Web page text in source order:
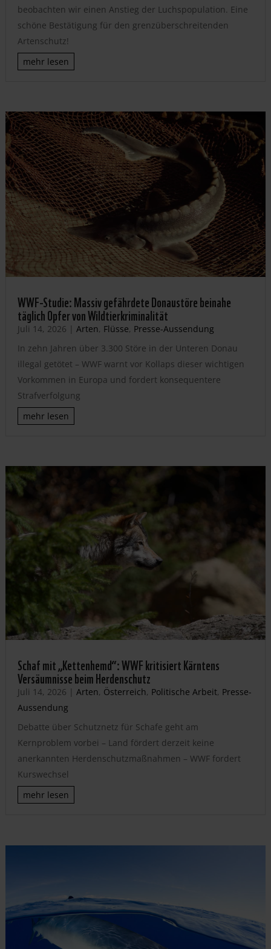
beobachten wir einen Anstieg der Luchspopulation. Eine
schöne Bestätigung für den grenzüberschreitenden
Artenschutz!
mehr lesen
WWF-Studie: Massiv gefährdete Donaustöre beinahe
täglich Opfer von Wildtierkriminalität
Juli 14, 2026 | Arten, Flüsse, Presse-Aussendung
In zehn Jahren über 3.300 Störe in der Unteren Donau
illegal getötet – WWF warnt vor Kollaps dieser wichtigen
Vorkommen in Europa und fordert konsequentere
Strafverfolgung
mehr lesen
Schaf mit „Kettenhemd“: WWF kritisiert Kärntens
Versäumnisse beim Herdenschutz
Juli 14, 2026 | Arten, Österreich, Politische Arbeit, Presse-
Aussendung
Debatte über Schutznetz für Schafe geht am
Kernproblem vorbei – Land fördert derzeit keine
anerkannten Herdenschutzmaßnahmen – WWF fordert
Kurswechsel
mehr lesen